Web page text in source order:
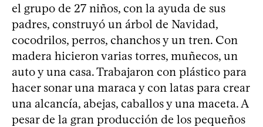
el grupo de 27 niños, con la ayuda de sus
padres, construyó un árbol de Navidad,
cocodrilos, perros, chanchos y un tren. Con
madera hicieron varias torres, muñecos, un
auto y una casa. Trabajaron con plástico para
hacer sonar una maraca y con latas para crear
una alcancía, abejas, caballos y una maceta. A
pesar de la gran producción de los pequeños